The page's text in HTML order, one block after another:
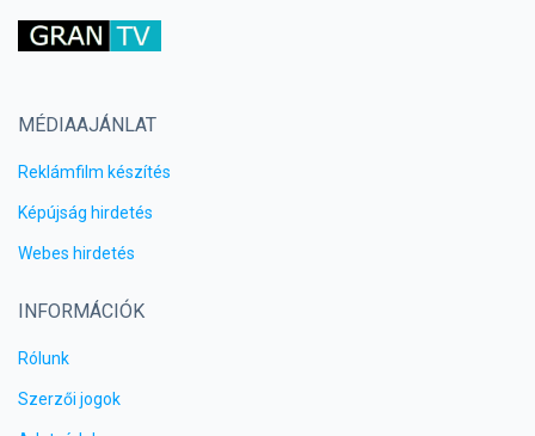
MÉDIAAJÁNLAT
Reklámfilm készítés
Képújság hirdetés
Webes hirdetés
INFORMÁCIÓK
Rólunk
Szerzői jogok